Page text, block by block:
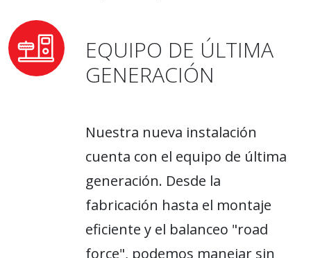
EQUIPO DE ÚLTIMA
GENERACIÓN
Nuestra nueva instalación
cuenta con el equipo de última
generación. Desde la
fabricación hasta el montaje
eficiente y el balanceo "road
force", podemos manejar sin